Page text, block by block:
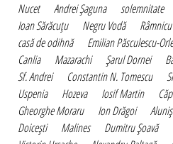
Nucet Andrei Şaguna solemnitate
Ioan Sărăcuţu
Negru Vodă
casă de odihnă
Emilian Păsculescu-
Canlia
Mazarachi Şarul Dornei
Sf. Andrei
Constantin N. Tomescu
Uspenia
Hozeva Iosif Martin
Gheorghe Moraru
Ion Drăgoi Aluniş
Doiceşti
Malines Dumitru Şoavă